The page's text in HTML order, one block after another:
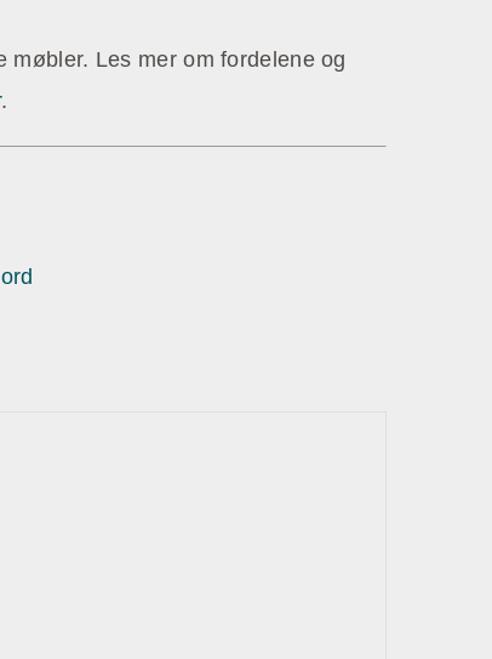
møbler. Les mer om fordelene og
.